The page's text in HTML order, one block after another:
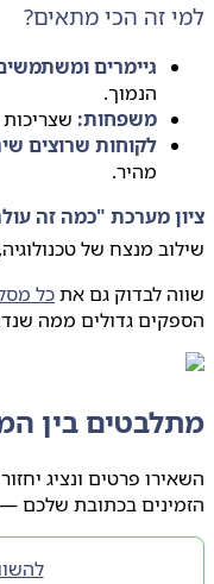
זה הכי מתאים?
גיימרים ומשתמשים
הנמוך.
משפחות:שצריכות
לקוחות שרוצים שירות:
מהיר.
מערכת "כמה זה עולה": ⭐ 9.2/
מנצח של טכנולוגיה,
לבדוק גם אתכל מסלולי
גדולים ממה שנדמה.
בין
פרטים ונציג יחזור
בכתובת שלכם —